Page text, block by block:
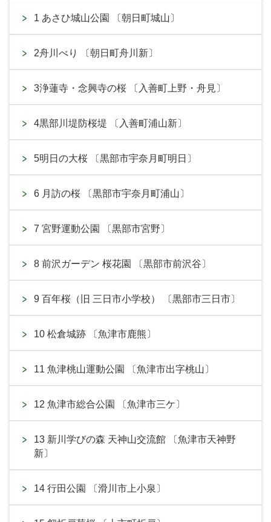
1 あさひ城山公園 〔朝日町城山〕
2舟川べり 〔朝日町舟川新〕
3浄蓮寺・念興寺の桜 〔入善町上野・舟見〕
4黒部川堤防桜堤 〔入善町浦山新〕
5明日の大桜 〔黒部市宇奈月町明日〕
6 月訪の桜 〔黒部市宇奈月町浦山〕
7 宮野運動公園 〔黒部市宮野〕
8 前沢ガーデン 桜花園 〔黒部市前沢谷〕
9 百年桜（旧 三日市小学校） 〔黒部市三日市〕
10 松倉城跡 〔魚津市鹿熊〕
11 魚津桃山運動公園 〔魚津市出字桃山〕
12 魚津市総合公園 〔魚津市三ケ〕
13 新川学びの森 天神山交流館 〔魚津市天神野
新〕
14 行田公園 〔滑川市上小泉〕